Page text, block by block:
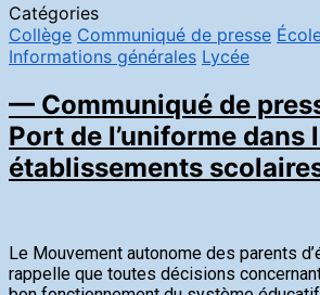
Catégories
Collège Communiqué de presse
Informations générales Lycée
— Communiqué de
Port de l’uniforme dans
établissements
Le Mouvement autonome des parents
rappelle que toutes décisions